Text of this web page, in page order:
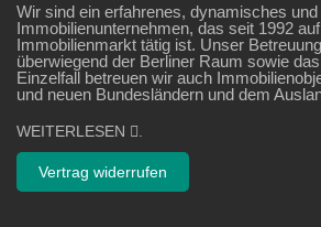
Wir sind ein erfahrenes, dynamisches und
Immobilienunternehmen, das seit 1992
Immobilienmarkt tätig ist. Unser
überwiegend der Berliner Raum sowie
Einzelfall betreuen wir auch
und neuen Bundesländern und dem
WEITERLESEN
Vertrag widerrufen